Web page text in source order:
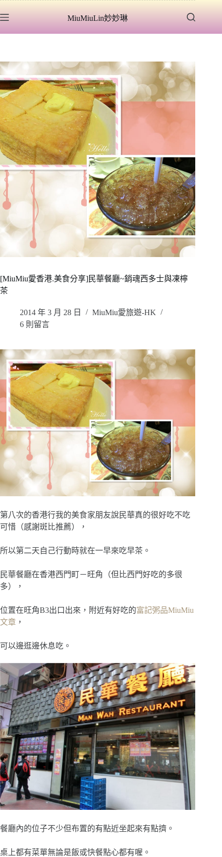
至
容
MiuMiuLin妙妙琳
[MiuMiu愛香港.美食分享]民華餐廳~銷魂西多士與凍檸
茶
2014 年 3 月 28 日
MiuMiu愛旅遊-HK
6 則留言
第八次的香港行我的美食家朋友說民華真的很好吃不吃
可惜（感謝斑比推薦），
所以第二天自己行動時就在一早來吃早茶。
民華餐廳在香港西門町－旺角（但比西門好吃的多很
多），
位置在旺角B3出口出來，附近有好吃的富記粥品MiuMiu
文章 ，
可以邊逛邊休息吃。
餐廳內的位子不少但布置的有點近坐起來有點擠。
桌上都有菜單無論是飯或快餐點心都有喔。